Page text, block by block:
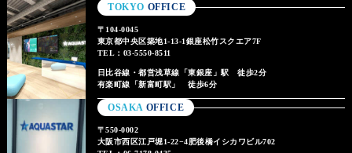
TOKYO OFFICE
〒104-0045
東京都中央区築地1-13-1銀座松竹スクエア7F
TEL：03-5550-8511
日比谷線・都営浅草線「東銀座」駅 徒歩2分
有楽町線「新富町駅」 徒歩6分
OSAKA OFFICE
〒550-0002
大阪市西区江戸堀1-22−4肥後橋イシカワビル702